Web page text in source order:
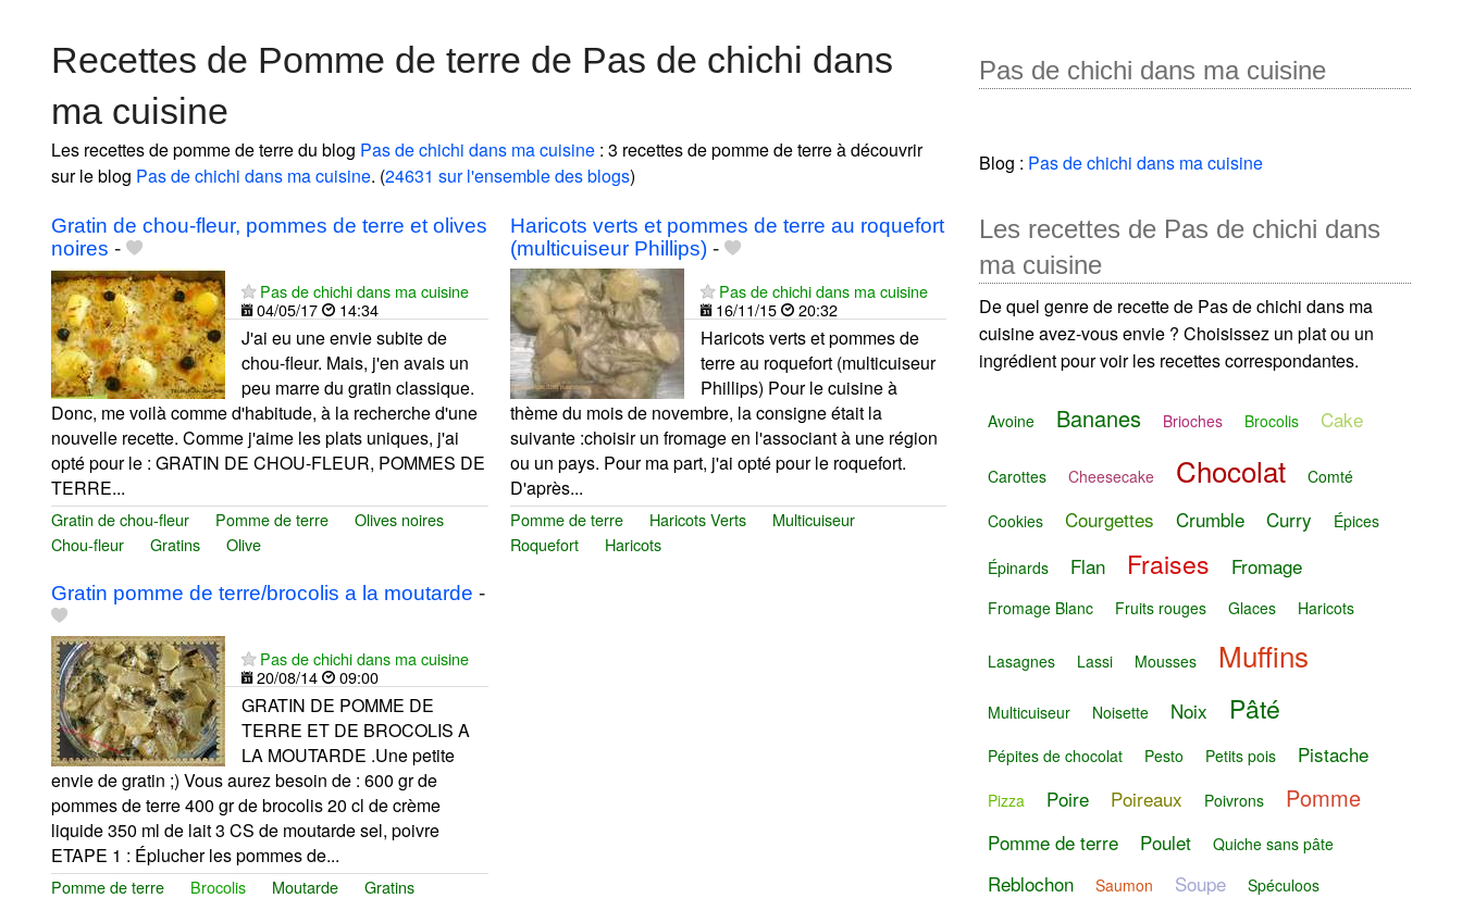
Recettes de Pomme de terre de Pas de chichi dans
ma cuisine
Les recettes de pomme de terre du blog Pas de chichi dans ma cuisine : 3 recettes de pomme de terre à découvrir
sur le blog Pas de chichi dans ma cuisine. (24631 sur l'ensemble des blogs)
Gratin de chou-fleur, pommes de terre et olives
noires -
Pas de chichi dans ma cuisine
04/05/17
14:34
J'ai eu une envie subite de
chou-fleur. Mais, j'en avais un
peu marre du gratin classique.
Donc, me voilà comme d'habitude, à la recherche d'une
nouvelle recette. Comme j'aime les plats uniques, j'ai
opté pour le : GRATIN DE CHOU-FLEUR, POMMES DE
TERRE...
Gratin de chou-fleur Pomme de terre
Olives noires
Chou-fleur
Gratins Olive
Haricots verts et pommes de terre au roquefort
(multicuiseur Phillips)-
Pas de chichi dans ma cuisine
16/11/15
20:32
Haricots verts et pommes de
terre au roquefort (multicuiseur
Phillips) Pour le cuisine à
thème du mois de novembre, la consigne était la
suivante :choisir un fromage en l'associant à une région
ou un pays. Pour ma part, j'ai opté pour le roquefort.
D'après...
Pomme de terre Haricots Verts
Multicuiseur
Roquefort
Haricots
Gratin pomme de terre/brocolis a la moutarde -
Pas de chichi dans ma cuisine
20/08/14
09:00
GRATIN DE POMME DE
TERRE ET DE BROCOLIS A
LA MOUTARDE .Une petite
envie de gratin ;) Vous aurez besoin de : 600 gr de
pommes de terre 400 gr de brocolis 20 cl de crème
liquide 350 ml de lait 3 CS de moutarde sel, poivre
ETAPE 1 : Éplucher les pommes de...
Pomme de terre Brocolis Moutarde Gratins
Pas de chichi dans ma cuisine
Blog : Pas de chichi dans ma cuisine
Les recettes de Pas de chichi dans
ma cuisine
De quel genre de recette de Pas de chichi dans ma
cuisine avez-vous envie ? Choisissez un plat ou un
ingrédient pour voir les recettes correspondantes.
Avoine Bananes Brioches Brocolis Cake
Carottes Cheesecake Chocolat Comté
Cookies Courgettes Crumble Curry Épices
Épinards Flan Fraises Fromage
Fromage Blanc Fruits rouges Glaces Haricots
Lasagnes Lassi Mousses Muffins
Multicuiseur Noisette Noix Pâté
Pépites de chocolat Pesto Petits pois Pistache
Pizza Poire Poireaux Poivrons Pomme
Pomme de terre Poulet Quiche sans pâte
Reblochon Saumon Soupe Spéculoos